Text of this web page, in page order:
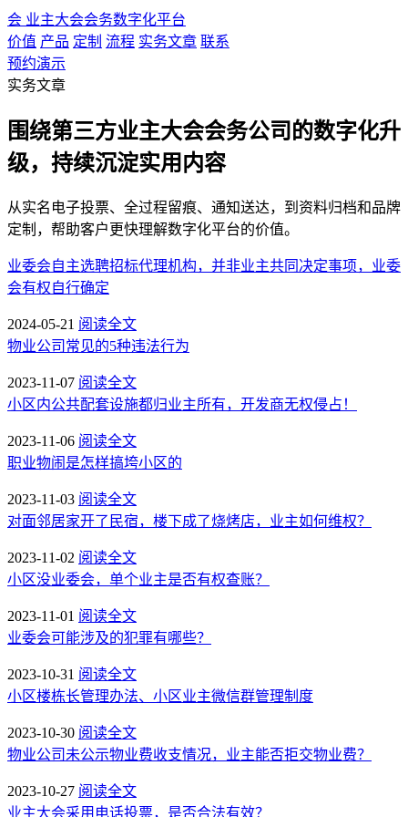
会 业主大会会务数字化平台
价值 产品 定制 流程 实务文章 联系
预约演示
实务文章
围绕第三方业主大会会务公司的数字化升
级，持续沉淀实用内容
从实名电子投票、全过程留痕、通知送达，到资料归档和品牌
定制，帮助客户更快理解数字化平台的价值。
业委会自主选聘招标代理机构，并非业主共同决定事项，业委
会有权自行确定
2024-05-21 阅读全文
物业公司常见的5种违法行为
2023-11-07 阅读全文
小区内公共配套设施都归业主所有，开发商无权侵占！
2023-11-06 阅读全文
职业物闹是怎样搞垮小区的
2023-11-03 阅读全文
对面邻居家开了民宿，楼下成了烧烤店，业主如何维权？
2023-11-02 阅读全文
小区没业委会，单个业主是否有权查账？
2023-11-01 阅读全文
业委会可能涉及的犯罪有哪些？
2023-10-31 阅读全文
小区楼栋长管理办法、小区业主微信群管理制度
2023-10-30 阅读全文
物业公司未公示物业费收支情况，业主能否拒交物业费？
2023-10-27 阅读全文
业主大会采用电话投票，是否合法有效？